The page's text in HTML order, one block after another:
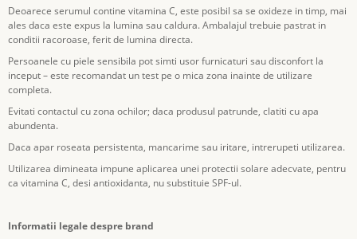
Deoarece serumul contine vitamina C, este posibil sa se oxideze in timp, mai
ales daca este expus la lumina sau caldura. Ambalajul trebuie pastrat in
conditii racoroase, ferit de lumina directa.
Persoanele cu piele sensibila pot simti usor furnicaturi sau disconfort la
inceput – este recomandat un test pe o mica zona inainte de utilizare
completa.
Evitati contactul cu zona ochilor; daca produsul patrunde, clatiti cu apa
abundenta.
Daca apar roseata persistenta, mancarime sau iritare, intrerupeti utilizarea.
Utilizarea dimineata impune aplicarea unei protectii solare adecvate, pentru
ca vitamina C, desi antioxidanta, nu substituie SPF-ul.
Informatii legale despre brand